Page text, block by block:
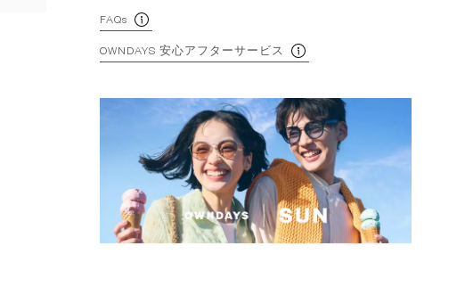
FAQs
OWNDAYS 安心アフターサービス